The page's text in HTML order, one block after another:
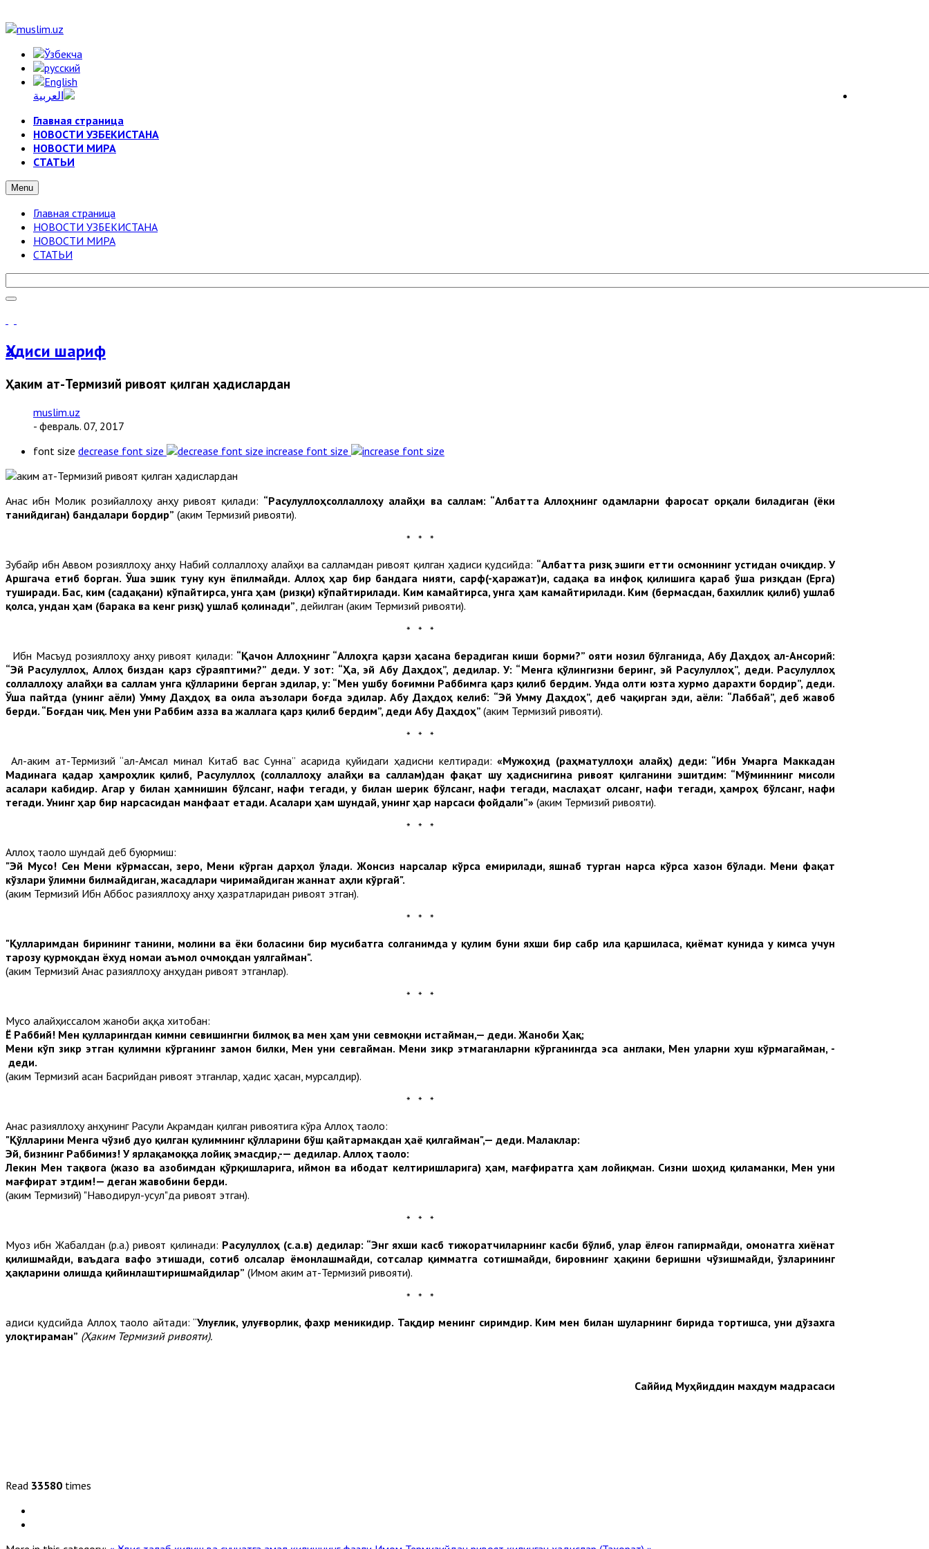
Главная страница
НОВОСТИ УЗБЕКИСТАНА
НОВОСТИ МИРА
СТАТЬИ
Menu
Главная страница
НОВОСТИ УЗБЕКИСТАНА
НОВОСТИ МИРА
СТАТЬИ
Ҳадиси шариф
Ҳаким ат-Термизий ривоят қилган ҳадислардан
muslim.uz
- февраль. 07, 2017
font size decrease font size increase font size
Анас ибн Молик розийаллоҳу анҳу ривоят қилади: “Расулуллоҳсоллаллоҳу алайҳи ва саллам: “Албатта Аллоҳнинг одамларни фаросат орқали биладиган (ёки
танийдиган) бандалари бордир” (Ҳаким Термизий ривояти).
* * *
Зубайр ибн Аввом розияллоҳу анҳу Набий соллаллоҳу алайҳи ва салламдан ривоят қилган ҳадиси қудсийда: “Албатта ризқ эшиги етти осмоннинг устидан очиқдир.У
Аршгача етиб борган. Ўша эшик туну кун ёпилмайди. Аллоҳ ҳар бир бандага нияти, сарф(-ҳаражат)и, садақа ва инфоқ қилишига қараб ўша ризқдан (Ерга)
туширади. Бас, ким (садақани) кўпайтирса, унга ҳам (ризқи) кўпайтирилади. Ким камайтирса,унга ҳам камайтирилади. Ким (бермасдан, бахиллик қилиб)ушлаб
қолса, ундан ҳам (барака ва кенг ризқ) ушлаб қолинади” , дейилган (Ҳаким Термизий ривояти).
* * *
Ибн Масъуд розияллоҳу анҳу ривоят қилади: “Қачон Аллоҳнинг “Аллоҳга қарзи ҳасана берадиган киши борми?” ояти нозил бўлганида, Абу Даҳдоҳ ал-Ансорий:
“Эй Расулуллоҳ, Аллоҳ биздан қарз сўраяптими?” деди. У зот: “Ҳа,эй Абу Даҳдоҳ”, дедилар.У: “Менга қўлингизни беринг, эй Расулуллоҳ”, деди. Расулуллоҳ
соллаллоҳу алайҳи ва саллам унга қўлларини берган эдилар, у: “Мен ушбу боғимни Раббимга қарз қилиб бердим. Унда олти юзта хурмо дарахти бордир”,деди.
Ўша пайтда (унинг аёли)Умму Даҳдоҳ ва оила аъзолари боғда эдилар. Абу Даҳдоҳ келиб: “Эй Умму Даҳдоҳ”, деб чақирган эди, аёли: “Лаббай”, деб жавоб
берди. “Боғдан чиқ. Мен уни Раббим азза ва жаллага қарз қилиб бердим”, деди Абу Даҳдоҳ” (Ҳаким Термизий ривояти).
* * *
Ал-Ҳаким ат-Термизий “ал-Амсал минал Китаб вас Сунна” асарида қуйидаги ҳадисни келтиради:«Мужоҳид (раҳматуллоҳи алайҳ) деди: “Ибн Умарга Маккадан
Мадинага қадар ҳамроҳлик қилиб, Расулуллоҳ (соллаллоҳу алайҳи ва саллам)дан фақат шу ҳадиснигина ривоят қилганини эшитдим: “Мўминнинг мисоли
асалари кабидир. Агар у билан ҳамнишин бўлсанг, нафи тегади, у билан шерик бўлсанг, нафи тегади, маслаҳат олсанг, нафи тегади, ҳамроҳ бўлсанг, нафи
тегади. Унинг ҳар бир нарсасидан манфаат етади. Асалари ҳам шундай, унинг ҳар нарсаси фойдали”» (Ҳаким Термизий ривояти).
* * *
Аллоҳ таоло шундай деб буюрмиш:
"Эй Мусо! Сен Мени кўрмассан, зеро, Мени кўрган дарҳол ўлади. Жонсиз нарсалар кўрса емирилади, яшнаб турган нарса кўрса хазон бўлади. Мени фақат
кўзлари ўлимни билмайдиган, жасадлари чиримайдиган жаннат аҳли кўргай".
(Ҳаким Термизий Ибн Аббос разияллоҳу анҳу ҳазратларидан ривоят этган).
* * *
"Қулларимдан бирининг танини, молини ва ёки боласини бир мусибатга солганимда у қулим буни яхши бир сабр ила қаршиласа, қиёмат кунида у кимса учун
тарозу қурмоқдан ёхуд номаи аъмол очмоқдан уялгайман".
(Ҳаким Термизий Анас разияллоҳу анҳудан ривоят этганлар).
* * *
Мусо алайҳиссалом жаноби Ҳаққа хитобан:
Ё Раббий! Мен қулларингдан кимни севишингни билмоқ ва мен ҳам уни севмоқни истайман,— деди. Жаноби Ҳақ;
Мени кўп зикр этган қулимни кўрганинг замон билки, Мен уни севгайман. Мени зикр этмаганларни кўрганингда эса англаки, Мен уларни хуш кўрмагайман, -
деди.
(Ҳаким Термизий Ҳасан Басрийдан ривоят этганлар, ҳадис ҳасан, мурсалдир).
* * *
Анас разияллоҳу анҳунинг Расули Акрамдан қилган ривоятига кўра Аллоҳ таоло:
"Қўлларини Менга чўзиб дуо қилган қулимнинг қўлларини бўш қайтармакдан ҳаё қилгайман",— деди. Малаклар:
Эй, бизнинг Раббимиз! У ярлақамоққа лойиқ эмасдир,-— дедилар. Аллоҳ таоло:
Лекин Мен тақвога (жазо ва азобимдан қўрқишларига, иймон ва ибодат келтиришларига) ҳам, мағфиратга ҳам лойиқман. Сизни шоҳид қиламанки, Мен уни
мағфират этдим!— деган жавобини берди.
(Ҳаким Термизий) "Наводирул-усул"да ривоят этган).
* * *
Муоз ибн Жабалдан (р.а.) ривоят қилинади: Расулуллоҳ (с.а.в) дедилар: “Энг яхши касб тижоратчиларнинг касби бўлиб, улар ёлғон гапирмайди, омонатга хиёнат
қилишмайди, ваъдага вафо этишади, сотиб олсалар ёмонлашмайди, сотсалар қимматга сотишмайди, бировнинг ҳақини беришни чўзишмайди, ўзларининг
ҳақларини олишда қийинлаштиришмайдилар” (Имом Ҳаким ат-Термизий ривояти).
* * *
Ҳадиси қудсийда Аллоҳ таоло айтади: “Улуғлик, улуғворлик, фахр меникидир. Тақдир менинг сиримдир. Ким мен билан шуларнинг бирида тортишса, уни дўзахга
улоқтираман” (Ҳаким Термизий ривояти).
Саййид Муҳйиддин махдум мадрасаси
Read 33580 times